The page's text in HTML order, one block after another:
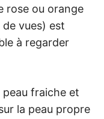
rose ou orange
vues) est
à regarder
fraiche et
la peau propre